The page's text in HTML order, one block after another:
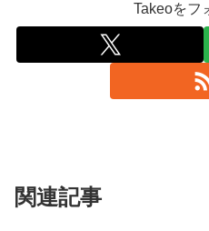
Takeoをフ
関連記事